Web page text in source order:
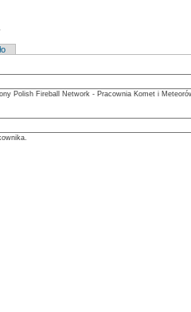
Polish Fireball Network - Pracownia Komet i